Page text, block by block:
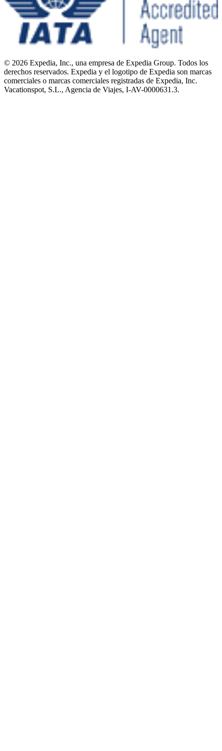
© 2026 Expedia, Inc., una empresa de Expedia Group. Todos los
derechos reservados. Expedia y el logotipo de Expedia son marcas
comerciales o marcas comerciales registradas de Expedia, Inc.
Vacationspot, S.L., Agencia de Viajes, I-AV-0000631.3.